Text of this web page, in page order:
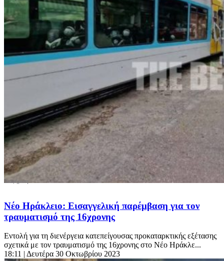
Νέο Ηράκλειο: Εισαγγελική παρέμβαση για τον
τραυματισμό της 16χρονης
Εντολή για τη διενέργεια κατεπείγουσας προκαταρκτικής εξέτασης
σχετικά με τον τραυματισμό της 16χρονης στο Νέο Ηράκλε...
18:11 | Δευτέρα 30 Οκτωβρίου 2023